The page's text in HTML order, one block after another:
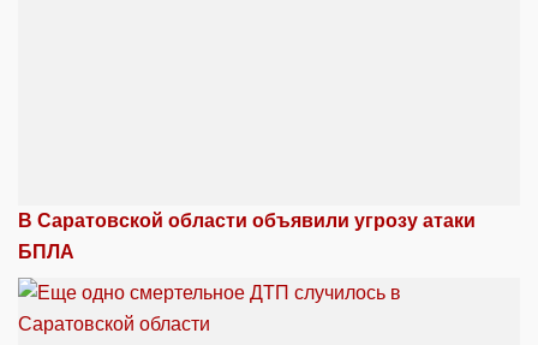
В Саратовской области объявили угрозу атаки
БПЛА